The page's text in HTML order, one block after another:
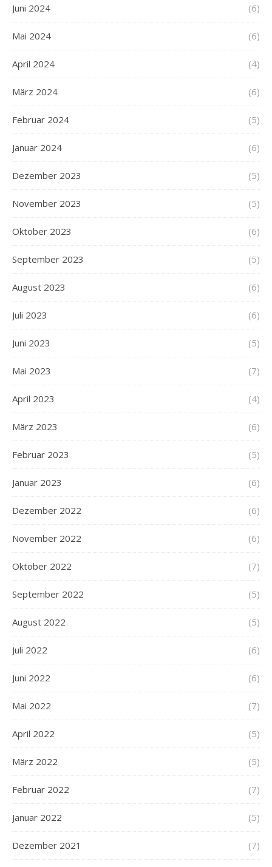
Juni 2024 (6)
Mai 2024 (6)
April 2024 (4)
März 2024 (6)
Februar 2024 (5)
Januar 2024 (6)
Dezember 2023 (5)
November 2023 (5)
Oktober 2023 (6)
September 2023 (5)
August 2023 (6)
Juli 2023 (6)
Juni 2023 (5)
Mai 2023 (7)
April 2023 (4)
März 2023 (6)
Februar 2023 (5)
Januar 2023 (6)
Dezember 2022 (6)
November 2022 (6)
Oktober 2022 (7)
September 2022 (5)
August 2022 (5)
Juli 2022 (6)
Juni 2022 (6)
Mai 2022 (7)
April 2022 (5)
März 2022 (5)
Februar 2022 (7)
Januar 2022 (5)
Dezember 2021 (7)